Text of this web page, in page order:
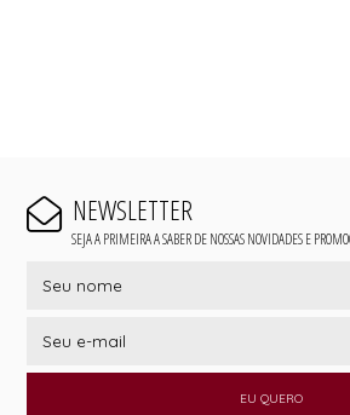
NEWSLETTER
SEJA A PRIMEIRA A SABER DE NOSSAS NOVIDADES E
EU QUERO